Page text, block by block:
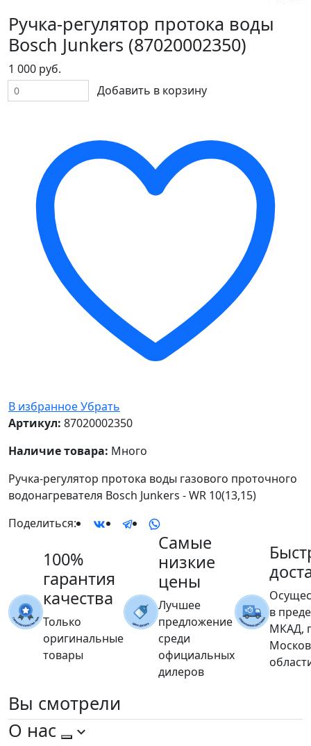
Ручка-регулятор протока воды
Bosch Junkers (87020002350)
1 000 руб.
Добавить в корзину
В избранноеУбрать
Артикул: 87020002350
Наличие товара: Много
Ручка-регулятор протока воды газового проточного
водонагревателя Bosch Junkers - WR 10(13,15)
Поделиться:
100%
гарантия
качества
Только
оригинальные
товары
Самые
низкие
цены
Лучшее
предложение
среди
официальных
дилеров
в
МКАД,
Вы смотрели
О нас